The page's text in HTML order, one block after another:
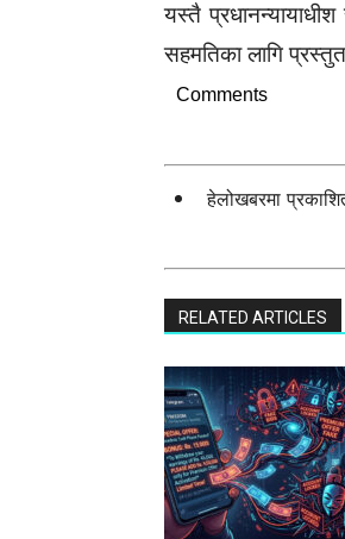
यस्तै प्रधानन्यायाधीश
सहमतिका लागि
Comments
हेलोखबरमा
RELATED ARTICLES